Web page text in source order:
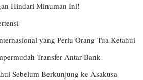
Hindari Minuman Ini!
yang Perlu Orang Tua Ketahui
Transfer Antar Bank
Sebelum Berkunjung ke Asakusa